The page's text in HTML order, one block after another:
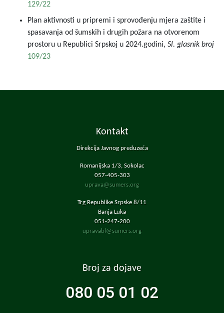
129/22
Plan aktivnosti u pripremi i sprovođenju mjera zaštite i
spasavanja od šumskih i drugih požara na otvorenom
prostoru u Republici Srpskoj u 2024.godini, Sl. glasnik broj
109/23
Kontakt
Direkcija Javnog preduzeća
Romanijska 1/3, Sokolac
057-405-303
uprava@sumers.org
Trg Republike Srpske 8/11
Banja Luka
051-247-200
upravabl@sumers.org
Broj za dojave
080 05 01 02